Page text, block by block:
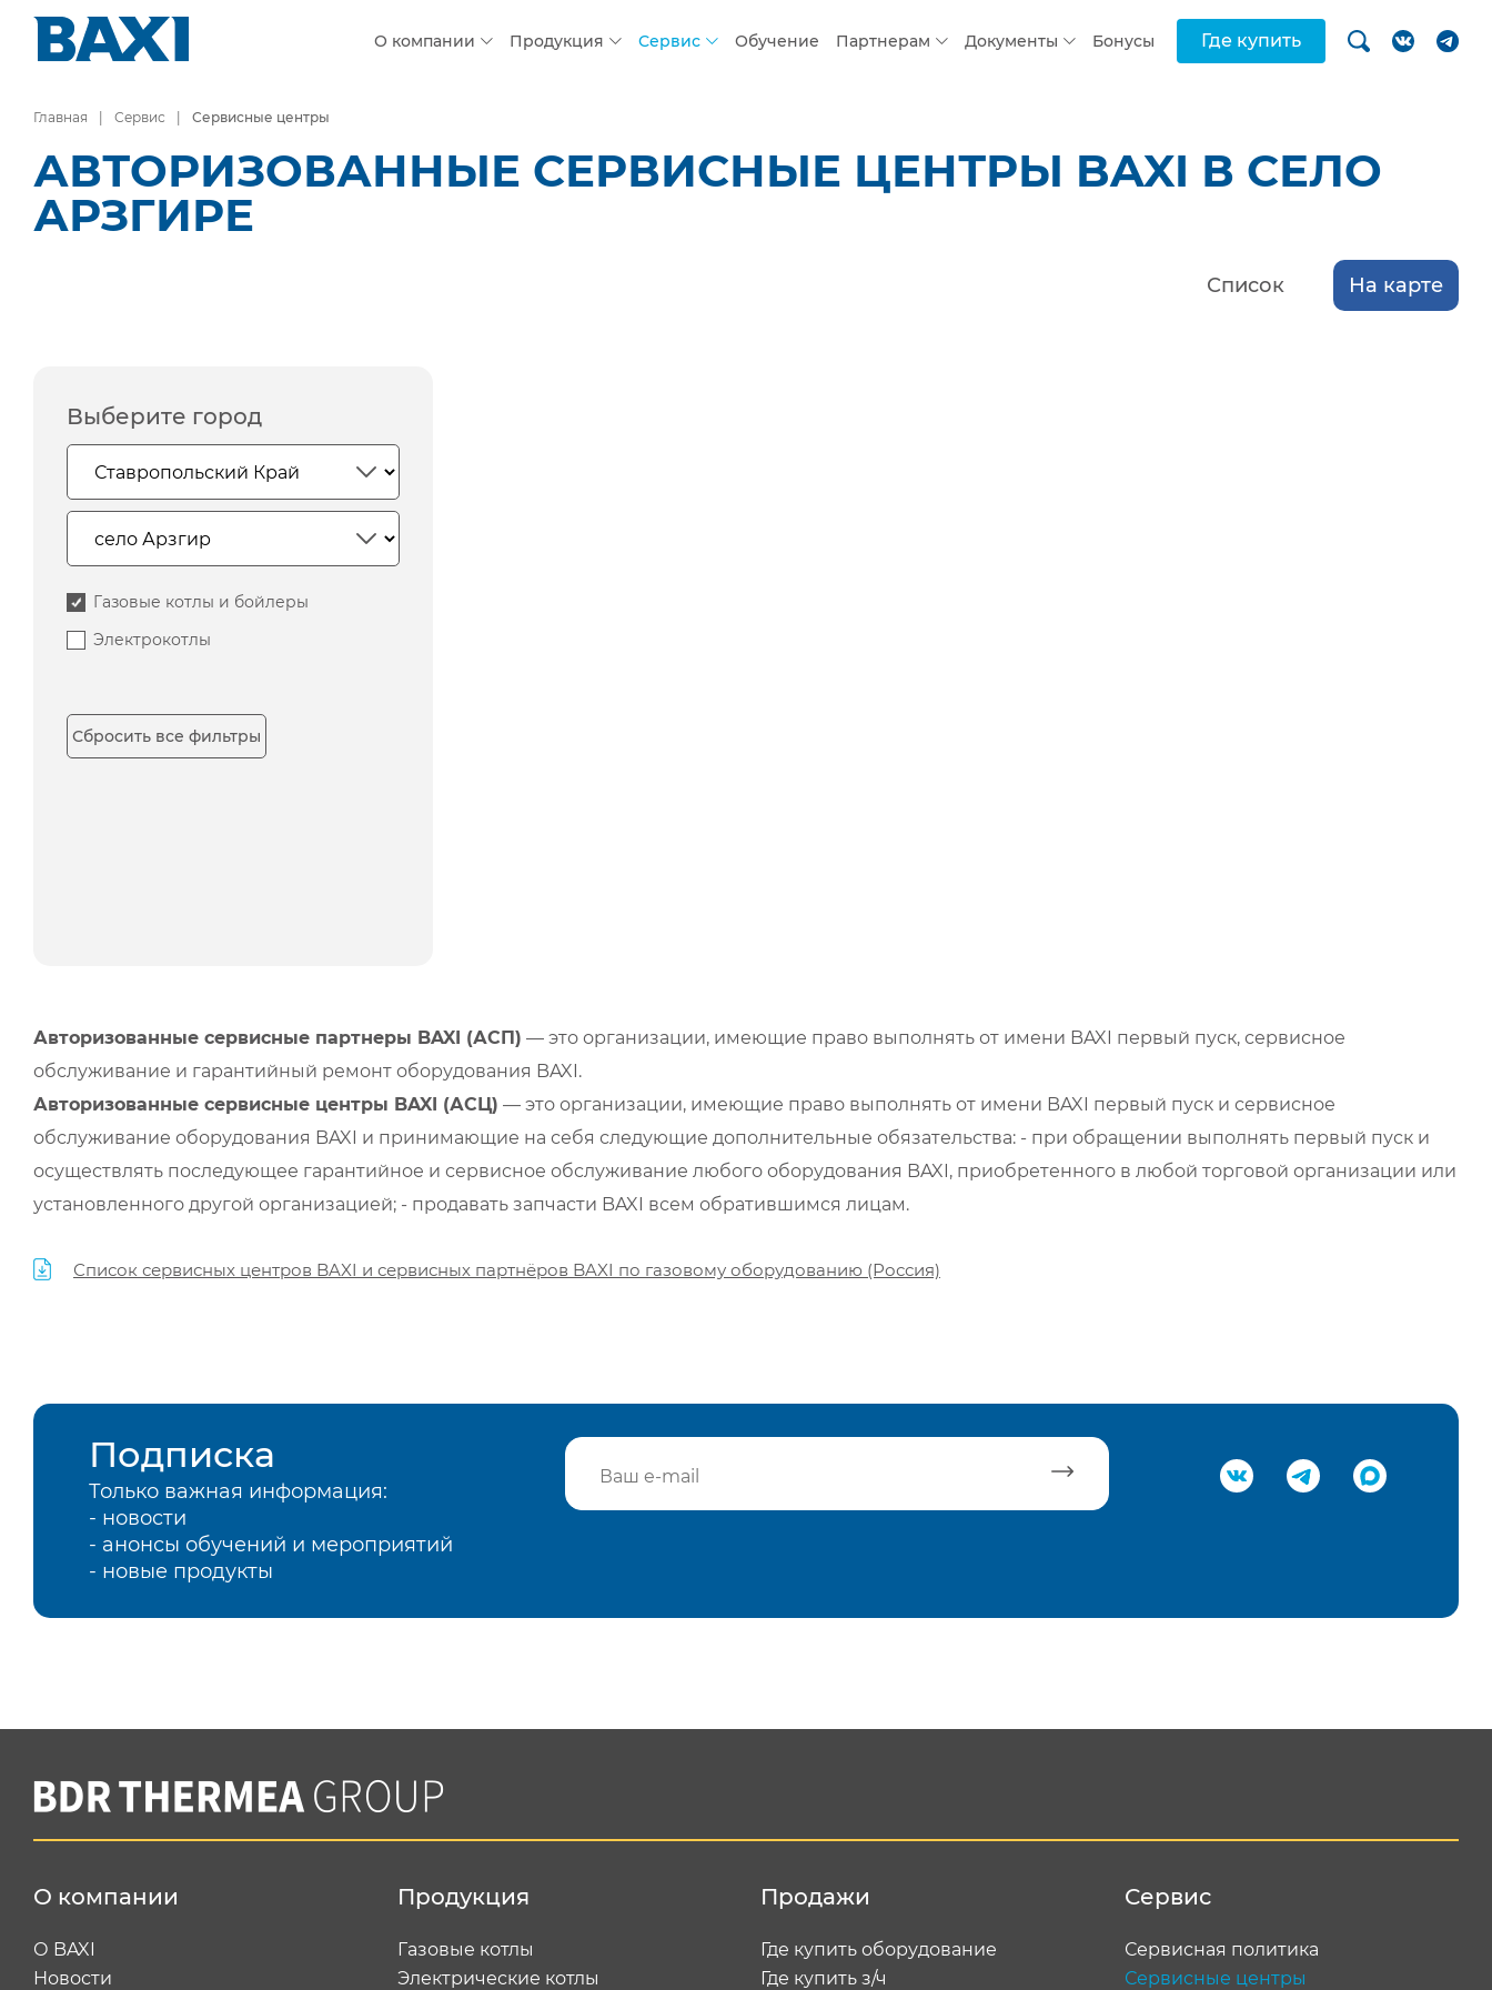
О компании Продукция Сервис Обучение Партнерам Документы Бонусы Где купить
Главная Сервис Сервисные центры
АВТОРИЗОВАННЫЕ СЕРВИСНЫЕ ЦЕНТРЫ BAXI В СЕЛО
АРЗГИРЕ
Список На карте
Выберите город
Газовые котлы и бойлеры
Электрокотлы
Сбросить все фильтры
Авторизованные сервисные партнеры BAXI (АСП) — это организации, имеющие право выполнять от имени BAXI первый пуск, сервисное
обслуживание и гарантийный ремонт оборудования BAXI.
Авторизованные сервисные центры BAXI (АСЦ) — это организации, имеющие право выполнять от имени BAXI первый пуск и сервисное
обслуживание оборудования BAXI и принимающие на себя следующие дополнительные обязательства: - при обращении выполнять первый пуск и
осуществлять последующее гарантийное и сервисное обслуживание любого оборудования BAXI, приобретенного в любой торговой организации или
установленного другой организацией; - продавать запчасти BAXI всем обратившимся лицам.
Список сервисных центров BAXI и сервисных партнёров BAXI по газовому оборудованию (Россия)
Подписка
Только важная информация:
- новости
- анонсы обучений и мероприятий
- новые продукты
О компании
О BAXI
Новости
Продукция
Газовые котлы
Электрические котлы
Продажи
Где купить оборудование
Где купить з/ч
Сервис
Сервисная политика
Сервисные центры